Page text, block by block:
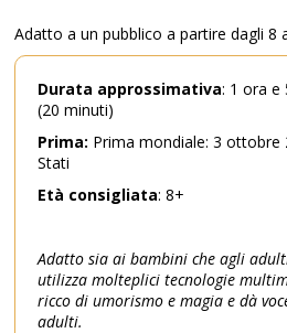
Adatto a un pubblico a partire dagli 8
Durata approssimativa: 1 ora e
(20 minuti)
Prima: Prima mondiale: 3 ottobre
Stati
Età consigliata: 8+
Adatto sia ai bambini che agli
utilizza molteplici tecnologie
ricco di umorismo e magia e dà
adulti.